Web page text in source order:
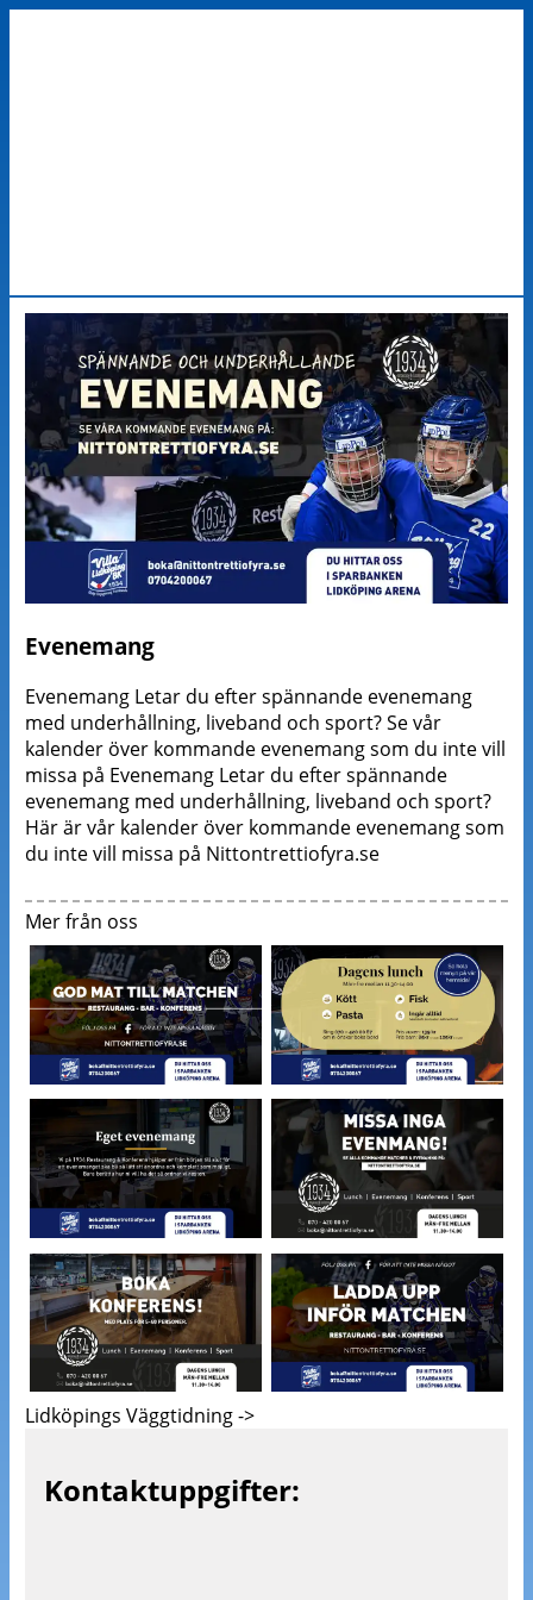
Evenemang
Evenemang Letar du efter spännande evenemang
med underhållning, liveband och sport? Se vår
kalender över kommande evenemang som du inte vill
missa på Evenemang Letar du efter spännande
evenemang med underhållning, liveband och sport?
Här är vår kalender över kommande evenemang som
du inte vill missa på Nittontrettiofyra.se
Mer från oss
Lidköpings Väggtidning ->
Kontaktuppgifter: